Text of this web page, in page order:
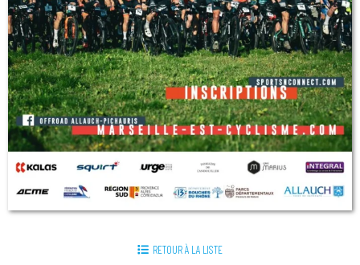
RETOUR À LA LISTE